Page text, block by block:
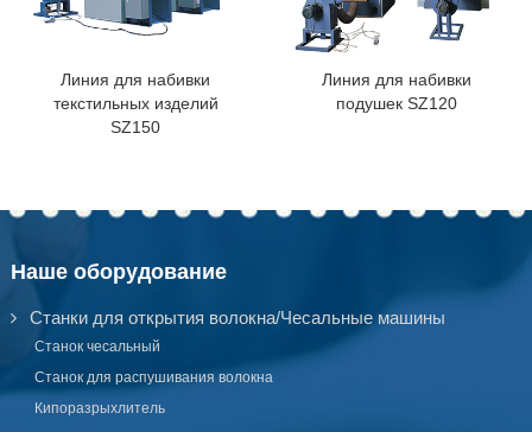
Линия для набивки
текстильных изделий
SZ150
Линия для набивки
подушек SZ120
Наше оборудование
Станки для открытия волокна/Чесальные машины
Станок чесальный
Станок для распушивания волокна
Кипоразрыхлитель